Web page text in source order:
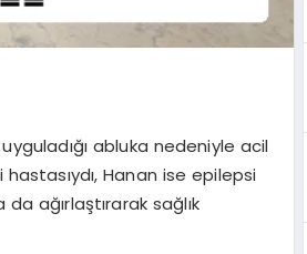
abluka nedeniyle acil
Hanan ise epilepsi
ağırlaştırarak sağlık